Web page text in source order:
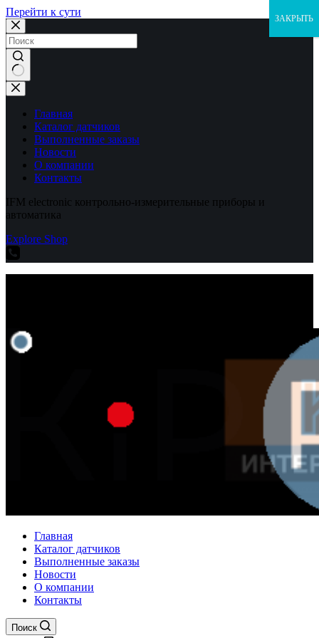
Перейти к сути
Ничего
не
найденоГлавная
Каталог датчиков
Выполненные заказы
Новости
О компании
Контакты
IFM electronic контрольно-измерительные приборы и
автоматика
Explore Shop
Главная
Каталог датчиков
Выполненные заказы
Новости
О компании
Контакты
Поиск
ЗАКРЫТЬ